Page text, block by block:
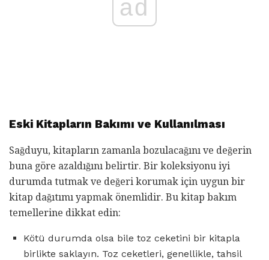
ad
Eski Kitapların Bakımı ve Kullanılması
Sağduyu, kitapların zamanla bozulacağını ve değerin
buna göre azaldığını belirtir. Bir koleksiyonu iyi
durumda tutmak ve değeri korumak için uygun bir
kitap dağıtımı yapmak önemlidir. Bu kitap bakım
temellerine dikkat edin:
Kötü durumda olsa bile toz ceketini bir kitapla
birlikte saklayın. Toz ceketleri, genellikle, tahsil